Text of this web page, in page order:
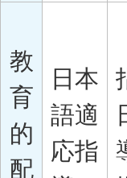
教
育
的
配
日本
語適
応指